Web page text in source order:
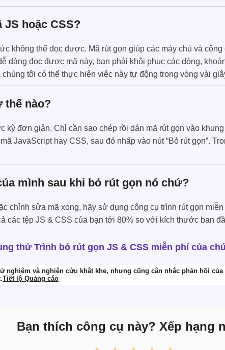
JS hoặc CSS?
không thể đọc được. Mã rút gọn giúp các máy chủ và
dàng đọc được mã này, bạn phải khôi phục các dòng,
tôi có thể thực hiện việc này tự động trong vòng vài
thế nào?
kỳ đơn giản. Chỉ cần sao chép rồi dán mã rút gọn vào
JavaScript hay CSS, sau đó nhấp vào nút “Bỏ rút gọn”.
mình sau khi bỏ rút gọn nó chứ?
chỉnh sửa mã xong, hãy sử dụng công cụ trình rút gọn
các tệp JS & CSS của bạn tới 80% so với kích thước ban
thử Trình bỏ rút gọn JS & CSS miễn phí của
nghiệm và nghiên cứu khắt khe, nhưng cũng cân nhắc phản hồi
Tiết lộ Quảng cáo
Bạn thích công cụ này? Xếp hạng